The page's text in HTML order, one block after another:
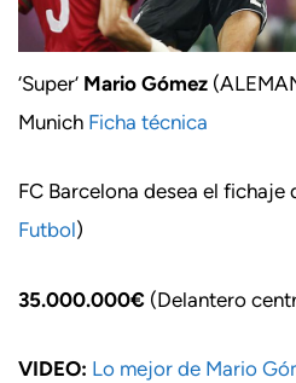
‘Super’ Mario Gómez
Munich Ficha técnica
FC Barcelona desea el fichaje
Futbol)
35.000.000€ (Delantero
VIDEO: Lo mejor de Mario